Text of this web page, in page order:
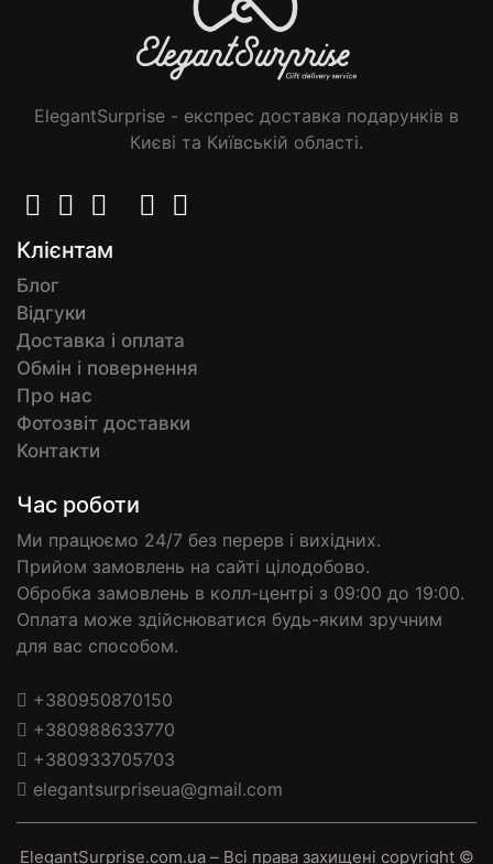
ElegantSurprise - експрес доставка подарунків в
Києві та Київській області.
Клієнтам
Блог
Відгуки
Доставка і оплата
Обмін і повернення
Про нас
Фотозвіт доставки
Контакти
Час роботи
Ми працюємо 24/7 без перерв і вихідних.
Прийом замовлень на сайті цілодобово.
Обробка замовлень в колл-центрі з 09:00 до 19:00.
Оплата може здійснюватися будь-яким зручним
для вас способом.
+380950870150
+380988633770
+380933705703
elegantsurpriseua@gmail.com
ElegantSurprise.com.ua – Всі права захищені copyright ©